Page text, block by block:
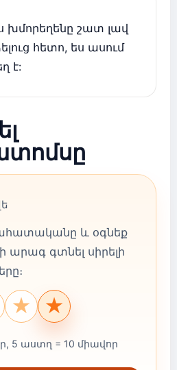
խմորեղենը շատ լավ
հետո, ես ասում
է:
և օգնեք
արագ գտնել սիրելի
★
★
5 աստղ = 10 միավոր